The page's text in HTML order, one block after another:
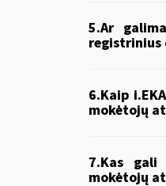
5.Ar
registrinius
6.Kaip
mokėtojų
7.Kas gali
mokėtojų